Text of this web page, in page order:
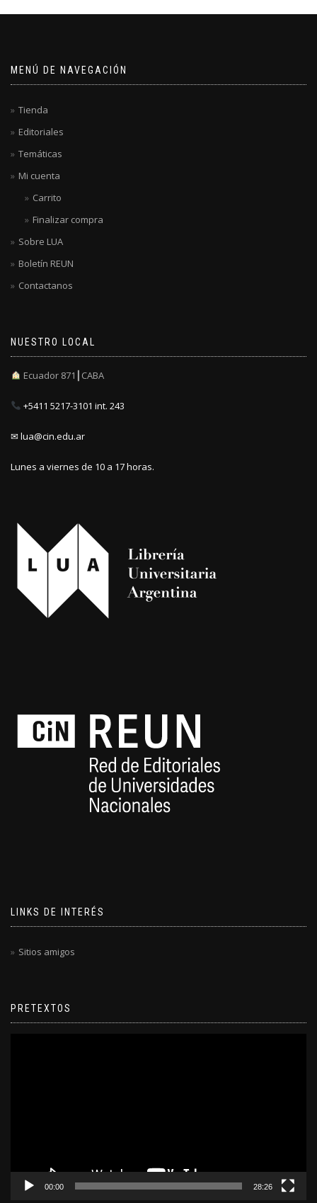
MENÚ DE NAVEGACIÓN
Tienda
Editoriales
Temáticas
Mi cuenta
Carrito
Finalizar compra
Sobre LUA
Boletín REUN
Contactanos
NUESTRO LOCAL
Ecuador 871┃CABA
+5411 5217-3101 int. 243
✉ lua@cin.edu.ar
Lunes a viernes de 10 a 17 horas.
LINKS DE INTERÉS
Sitios amigos
PRETEXTOS
00:00 28:26